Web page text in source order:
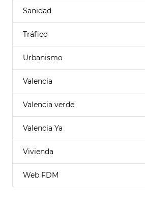
Sanidad
Tráfico
Urbanismo
Valencia
Valencia verde
Valencia Ya
Vivienda
Web FDM